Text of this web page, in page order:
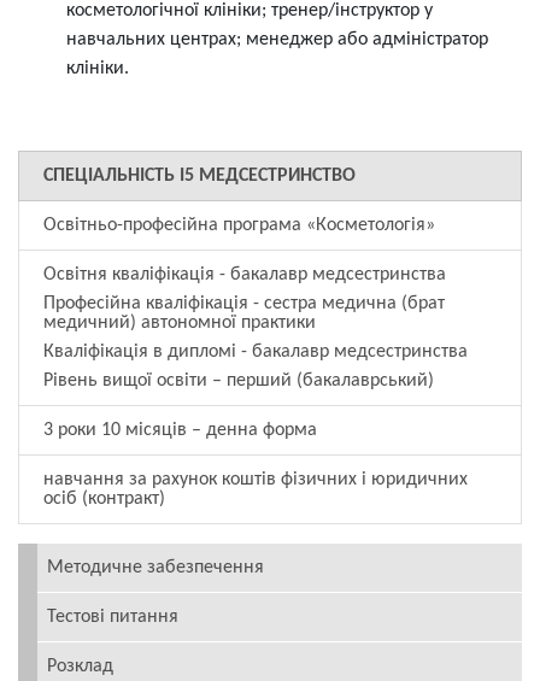
косметологічної клініки; тренер/інструктор у
навчальних центрах; менеджер або адміністратор
клініки.
СПЕЦІАЛЬНІСТЬ І5 МЕДСЕСТРИНСТВО
Освітньо-професійна програма «Косметологія»
Освітня кваліфікація - бакалавр медсестринства
Професійна кваліфікація - сестра медична (брат
медичний) автономної практики
Кваліфікація в дипломі - бакалавр медсестринства
Рівень вищої освіти – перший (бакалаврський)
3 роки 10 місяців – денна форма
навчання за рахунок коштів фізичних і юридичних
осіб (контракт)
Методичне забезпечення
Тестові питання
Розклад